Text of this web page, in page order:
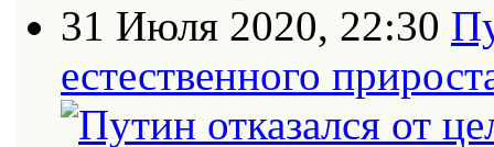
31 Июля 2020, 22:30
естественного